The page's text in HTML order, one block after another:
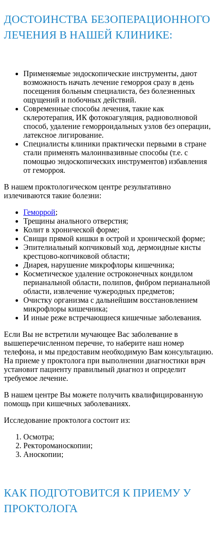
ДОСТОИНСТВА БЕЗОПЕРАЦИОННОГО
ЛЕЧЕНИЯ В НАШЕЙ КЛИНИКЕ:
Применяемые эндоскопические инструменты, дают
возможность начать лечение геморроя сразу в день
посещения больным специалиста, без болезненных
ощущений и побочных действий.
Современные способы лечения, такие как
склеротерапия, ИК фотокоагуляция, радиоволновой
способ, удаление геморроидальных узлов без операции,
латексное лигирование.
Специалисты клиники практически первыми в стране
стали применять малоинвазивные способы (т.е. с
помощью эндоскопических инструментов) избавления
от геморроя.
В нашем проктологическом центре результативно
излечиваются такие болезни:
Геморрой;
Трещины анального отверстия;
Колит в хронической форме;
Свищи прямой кишки в острой и хронической форме;
Эпителиальный копчиковый ход, дермоидные кисты
крестцово-копчиковой области;
Диарея, нарушение микрофлоры кишечника;
Косметическое удаление остроконечных кондилом
перианальной области, полипов, фибром перианальной
области, извлечение чужеродных предметов;
Очистку организма с дальнейшим восстановлением
микрофлоры кишечника;
И иные реже встречающиеся кишечные заболевания.
Если Вы не встретили мучающее Вас заболевание в
вышеперечисленном перечне, то наберите наш номер
телефона, и мы предоставим необходимую Вам консультацию.
На приеме у проктолога при выполнении диагностики врач
установит пациенту правильный диагноз и определит
требуемое лечение.
В нашем центре Вы можете получить квалифицированную
помощь при кишечных заболеваниях.
Исследование проктолога состоит из:
Осмотра;
Ректороманоскопии;
Аноскопии;
КАК ПОДГОТОВИТСЯ К ПРИЕМУ У
ПРОКТОЛОГА